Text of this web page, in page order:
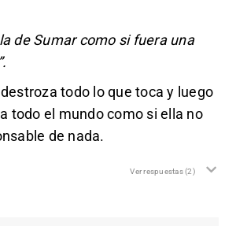
de Sumar como si fuera una
todo lo que toca y luego
todo el mundo como si ella no
de nada.
Ver respuestas(2)